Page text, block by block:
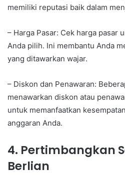
memiliki reputasi baik dalam
– Harga Pasar: Cek harga pasar
Anda pilih. Ini membantu Anda
yang ditawarkan wajar.
– Diskon dan Penawaran:
menawarkan diskon atau
untuk memanfaatkan
anggaran Anda.
4. Pertimbangkan
Berlian